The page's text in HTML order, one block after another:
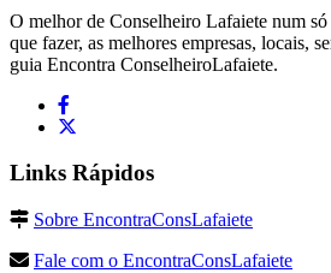
O melhor de Conselheiro Lafaiete num
que fazer, as melhores empresas, locais,
guia Encontra ConselheiroLafaiete.
Links Rápidos
Sobre EncontraConsLafaiete
Fale com o EncontraConsLafaiete